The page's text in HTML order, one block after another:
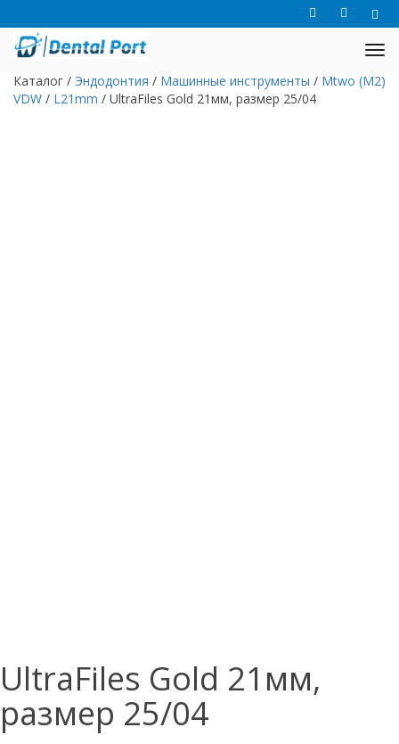
Каталог / Эндодонтия / Машинные инструменты / Mtwo (M2)
VDW / L21mm / UltraFiles Gold 21мм, размер 25/04
UltraFiles Gold 21мм,
размер 25/04